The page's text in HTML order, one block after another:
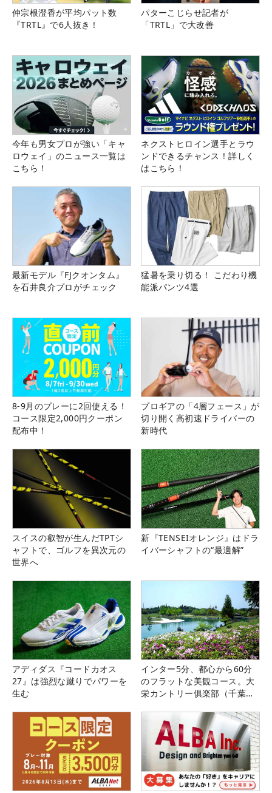
仲宗根澄香が平均パット数
『TRTL』で6人抜き！
パターこじらせ記者が
「TRTL」で大改善
今年も男女プロが強い「キャ
ロウェイ」のニュース一覧は
こちら！
ネクストヒロイン選手とラウ
ンドできるチャンス！詳しく
はこちら！
最新モデル『FJクオンタム』
を石井良介プロがチェック
猛暑を乗り切る！ こだわり機
能派パンツ4選
8-9月のプレーに2回使える！
コース限定2,000円クーポン
配布中！
プロギアの「4層フェース」が
切り開く高初速ドライバーの
新時代
スイスの叡智が生んだTPTシ
ャフトで、ゴルフを異次元の
世界へ
新『TENSEIオレンジ』はドラ
イバーシャフトの“最適解”
アディダス『コードカオス
27』は強烈な蹴りでパワーを
生む
インター5分、都心から60分
のフラットな美観コース。大
栄カントリー俱楽部（千葉